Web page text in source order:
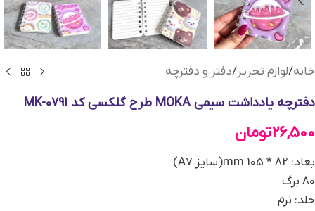
خانه/لوازم تحریر/دفتر و دفترچه
دفترچه یادداشت سیمی MOKA طرح گلکسی کد MK-0791
26,500تومان
بعاد: 82 * 105 mm(سایز A7)
80 برگ
جلد: نرم